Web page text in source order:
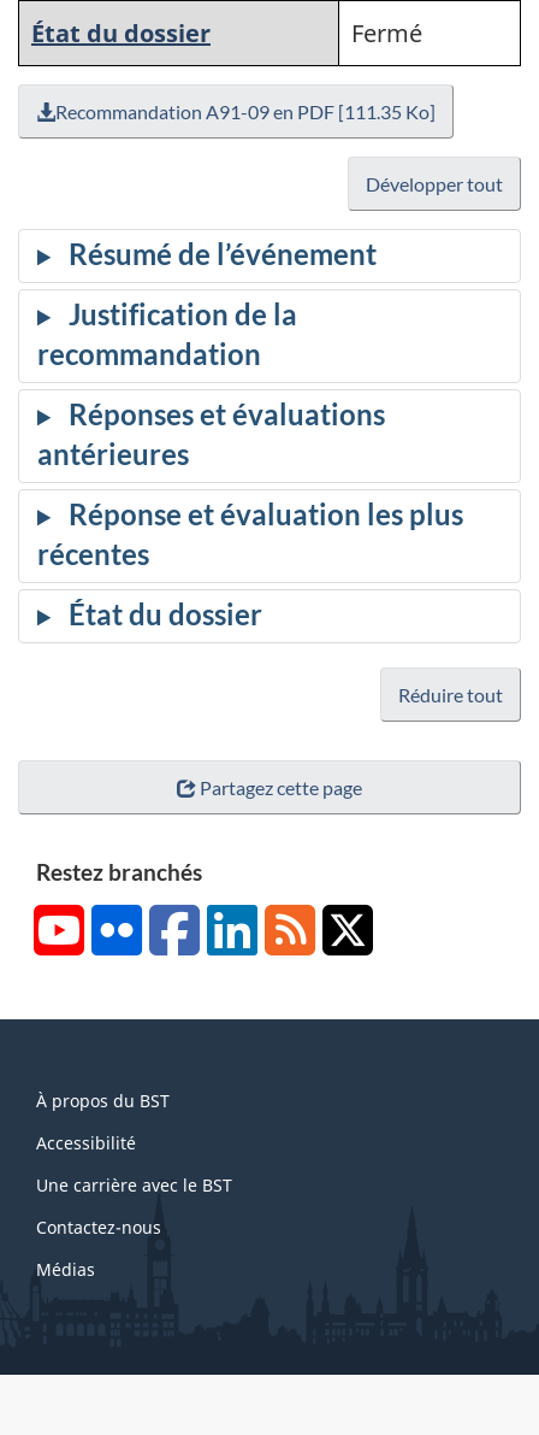
État du dossier
Fermé
Recommandation A91-09 en PDF [111.35 Ko]
Développer tout
Réduire tout
Partagez cette page
Restez branchés
YouTubeFlickr FacebookLinkedInRSS
this
site
À propos du BST
Accessibilité
Une carrière avec le BST
Contactez-nous
Médias